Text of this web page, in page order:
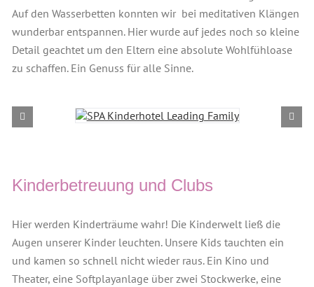
Auf den Wasserbetten konnten wir bei meditativen Klängen
wunderbar entspannen. Hier wurde auf jedes noch so kleine
Detail geachtet um den Eltern eine absolute Wohlfühloase
zu schaffen. Ein Genuss für alle Sinne.
Kinderbetreuung und Clubs
Hier werden Kinderträume wahr! Die Kinderwelt ließ die
Augen unserer Kinder leuchten. Unsere Kids tauchten ein
und kamen so schnell nicht wieder raus. Ein Kino und
Theater, eine Softplayanlage über zwei Stockwerke, eine